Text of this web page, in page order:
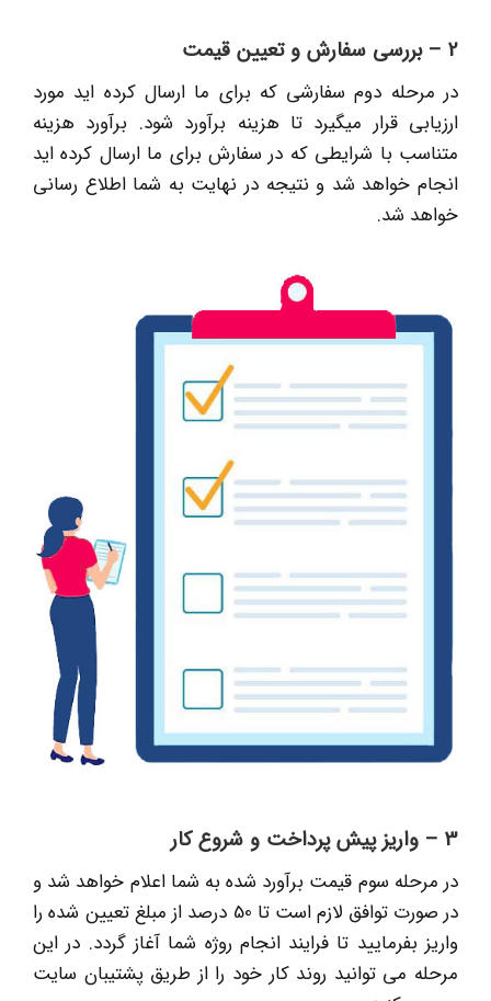
2 – بررسی سفارش و تعیین قیمت
در مرحله دوم سفارشی که برای ما ارسال کرده اید مورد
ارزیابی قرار میگیرد تا هزینه برآورد شود. برآورد هزینه
متناسب با شرایطی که در سفارش برای ما ارسال کرده اید
انجام خواهد شد و نتیجه در نهایت به شما اطلاع رسانی
خواهد شد.
3 – واریز پیش پرداخت و شروع کار
در مرحله سوم قیمت برآورد شده به شما اعلام خواهد شد و
در صورت توافق لازم است تا 50 درصد از مبلغ تعیین شده را
واریز بفرمایید تا فرایند انجام روژه شما آغاز گردد. در این
مرحله می توانید روند کار خود را از طریق پشتیبان سایت